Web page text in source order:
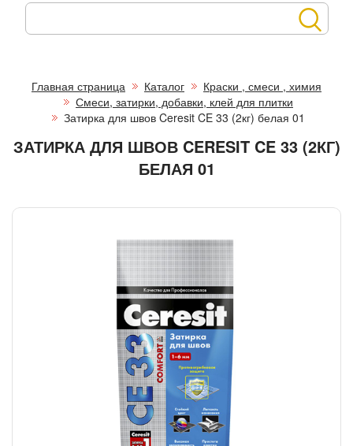
Главная страница Каталог
Краски , смеси , химия
Смеси, затирки, добавки, клей для плитки
Затирка для швов Ceresit CE 33 (2кг) белая 01
ЗАТИРКА ДЛЯ ШВОВ CERESIT CE 33 (2КГ)
БЕЛАЯ 01